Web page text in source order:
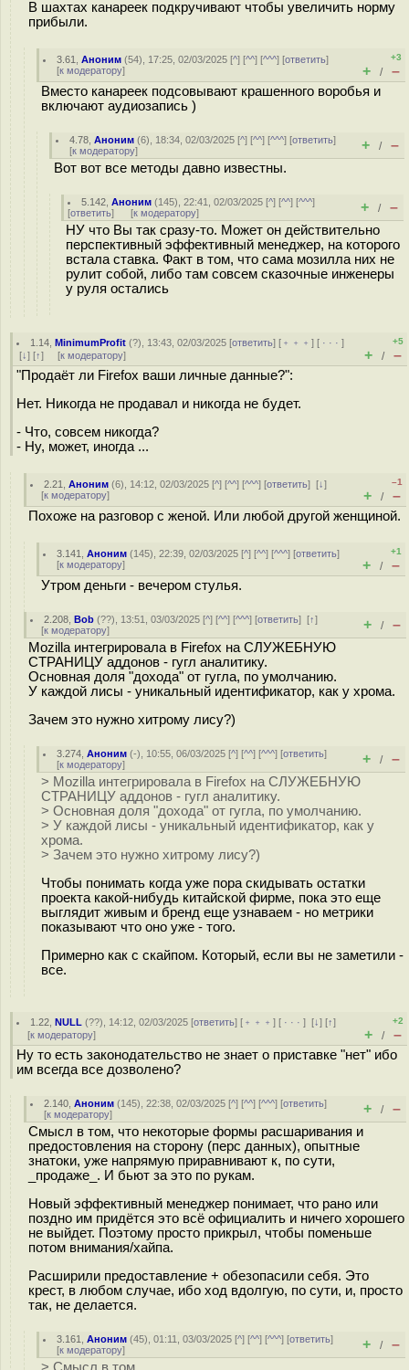
В шахтах канареек подкручивают чтобы увеличить норму
прибыли.
3.61 ,Аноним (54), 17:25, 02/03/2025 [^] [^^] [^^^] [ответить]
[к модератору]
+3
+ / –
Вместо канареек подсовывают крашенного воробья и
включают аудиозапись )
4.78 ,Аноним (6), 18:34, 02/03/2025 [^] [^^] [^^^] [ответить]
[к модератору] + / –
Вот вот все методы давно известны.
5.142 ,Аноним (145), 22:41, 02/03/2025 [^] [^^] [^^^]
[ответить] [к модератору] + / –
НУ что Вы так сразу-то. Может он действительно
перспективный эффективный менеджер, на которого
встала ставка. Факт в том, что сама мозилла них не
рулит собой, либо там совсем сказочные инженеры
у руля остались
1.14 ,MinimumProfit (?), 13:43, 02/03/2025 [ответить] [ ﹢﹢﹢] [ · · ·]
[↓] [↑] [к модератору]
+5
+ / –
"Продаёт ли Firefox ваши личные данные?":
Нет. Никогда не продавал и никогда не будет.
- Что, совсем никогда?
- Ну, может, иногда ...
2.21 ,Аноним (6), 14:12, 02/03/2025 [^] [^^] [^^^] [ответить][↓]
[к модератору]
–1
+ / –
Похоже на разговор с женой. Или любой другой женщиной.
3.141 ,Аноним (145), 22:39, 02/03/2025 [^] [^^] [^^^] [ответить]
[к модератору]
+1
+ / –
Утром деньги - вечером стулья.
2.208 ,Bob (??), 13:51, 03/03/2025 [^] [^^] [^^^] [ответить][↑]
[к модератору] + / –
Mozilla интегрировала в Firefox на СЛУЖЕБНУЮ
СТРАНИЦУ аддонов - гугл аналитику.
Основная доля "дохода" от гугла, по умолчанию.
У каждой лисы - уникальный идентификатор, как у хрома.
Зачем это нужно хитрому лису?)
3.274 ,Аноним (-), 10:55, 06/03/2025 [^] [^^] [^^^] [ответить]
[к модератору] + / –
> Mozilla интегрировала в Firefox на СЛУЖЕБНУЮ
СТРАНИЦУ аддонов - гугл аналитику.
> Основная доля "дохода" от гугла, по умолчанию.
> У каждой лисы - уникальный идентификатор, как у
хрома.
> Зачем это нужно хитрому лису?)
Чтобы понимать когда уже пора скидывать остатки
проекта какой-нибудь китайской фирме, пока это еще
выглядит живым и бренд еще узнаваем - но метрики
показывают что оно уже - того.
Примерно как с скайпом. Который, если вы не заметили -
все.
1.22 ,NULL (??), 14:12, 02/03/2025 [ответить] [ ﹢﹢﹢] [ · · ·][↓] [↑]
[к модератору]
+2
+ / –
Ну то есть законодательство не знает о приставке "нет" ибо
им всегда все дозволено?
2.140 ,Аноним (145), 22:38, 02/03/2025 [^] [^^] [^^^] [ответить]
[к модератору] + / –
Смысл в том, что некоторые формы расшаривания и
предостовления на сторону (перс данных), опытные
знатоки, уже напрямую приравнивают к, по сути,
_продаже_. И бьют за это по рукам.
Новый эффективный менеджер понимает, что рано или
поздно им придётся это всё официалить и ничего хорошего
не выйдет. Поэтому просто прикрыл, чтобы поменьше
потом внимания/хайпа.
Расширили предоставление + обезопасили себя. Это
крест, в любом случае, ибо ход вдолгую, по сути, и, просто
так, не делается.
3.161 ,Аноним (45), 01:11, 03/03/2025 [^] [^^] [^^^] [ответить]
[к модератору] + / –